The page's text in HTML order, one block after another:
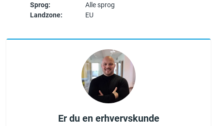
Sprog:
Alle sprog
Landzone:
EU
Er du en erhvervskunde